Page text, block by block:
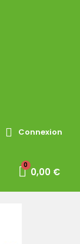
Connexion
0,00 €